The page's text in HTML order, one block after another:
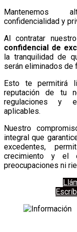
Mantenemos
confidencialidad y
Al contratar nuestro
confidencial de
la tranquilidad de
serán eliminados de
Esto te permitirá
reputación de tu
regulaciones y
aplicables.
Nuestro
integral que
excedentes,
crecimiento y el
preocupaciones ni